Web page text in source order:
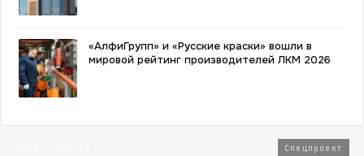
«АлфиГрупп» и «Русские краски» вошли в
мировой рейтинг производителей ЛКМ 2026
Спецпроект